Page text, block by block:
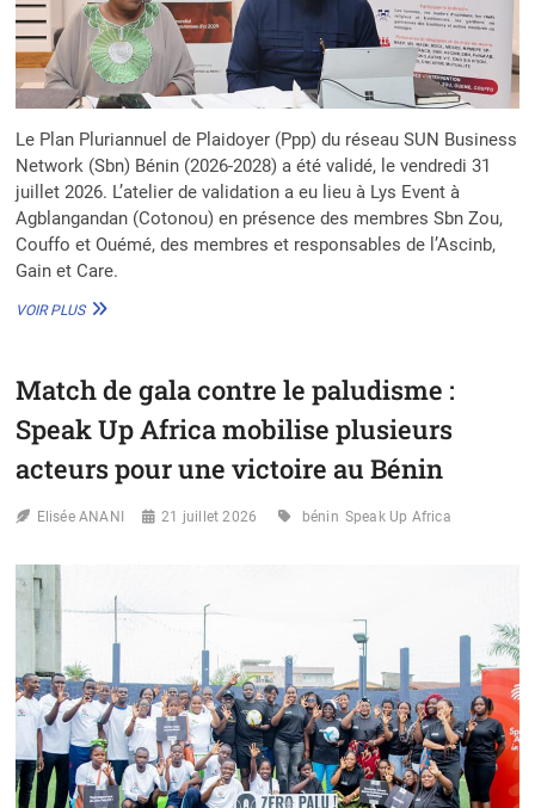
Le Plan Pluriannuel de Plaidoyer (Ppp) du réseau SUN Business
Network (Sbn) Bénin (2026-2028) a été validé, le vendredi 31
juillet 2026. L’atelier de validation a eu lieu à Lys Event à
Agblangandan (Cotonou) en présence des membres Sbn Zou,
Couffo et Ouémé, des membres et responsables de l’Ascinb,
Gain et Care.
VOIR PLUSRÉSEAU
UNE
DE
NUTRITION
À
Match de gala contre le paludisme :
Speak Up Africa mobilise plusieurs
acteurs pour une victoire au Bénin
Elisée ANANI 21 juillet 2026 bénin Speak Up Africa